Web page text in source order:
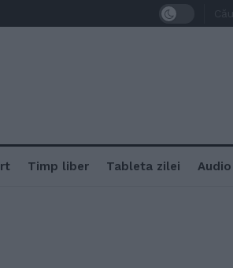
Timp liber Tableta zilei Audio